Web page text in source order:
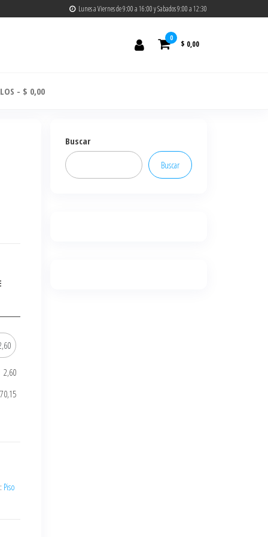
Lunes a Viernes de 9:00 a 16:00 y Sabados 9:00 a 12:30
0
$ 0,00
$ 0,00
2,60
Piso
Buscar
Buscar